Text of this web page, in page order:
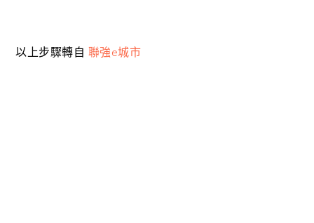
以上步驟轉自 聯強e城市